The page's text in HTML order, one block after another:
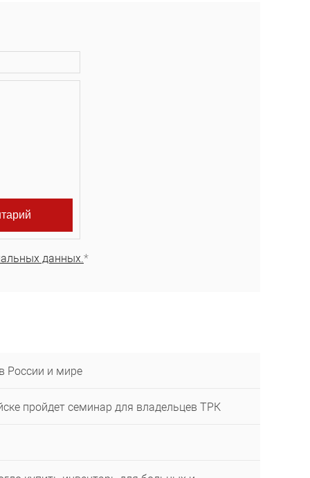
данных.*
России и мире
пройдет семинар для владельцев ТРК